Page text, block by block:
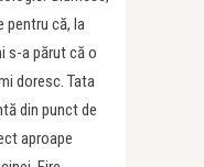
pentru că, la
s-a părut că o
doresc. Tata
din punct de
aproape